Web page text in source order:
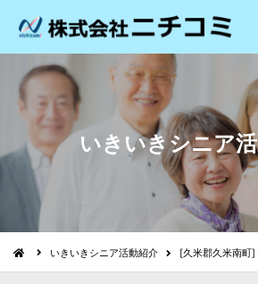
いきいきシニア
いきいきシニア活動紹介 [久米郡久米南町]